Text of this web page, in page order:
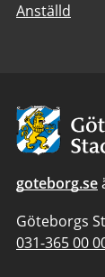
Anställd
Avsändare:
Göteborgs
Stad
goteborg.se
Göteborgs
031-365 00